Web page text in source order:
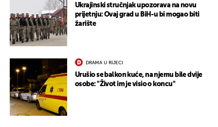
Ukrajinski stručnjak upozorava na novu
prijetnju: Ovaj grad u BiH-u bi mogao biti
žarište
DRAMA U RIJECI
Urušio se balkon kuće, na njemu bile dvije
osobe: "Život im je visio o koncu"